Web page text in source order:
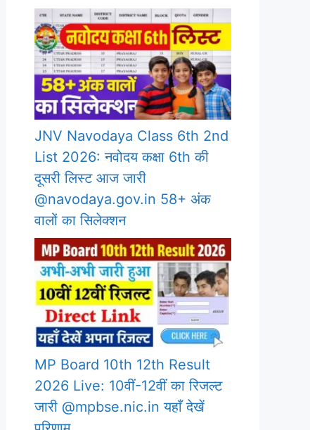
JNV Navodaya Class 6th 2nd
List 2026: नवोदय कक्षा 6th की
दूसरी लिस्ट आज जारी
@navodaya.gov.in 58+ अंक
वालों का सिलेक्शन
MP Board 10th 12th Result
2026 Live: 10वीं-12वीं का रिजल्ट
जारी @mpbse.nic.in यहाँ देखें